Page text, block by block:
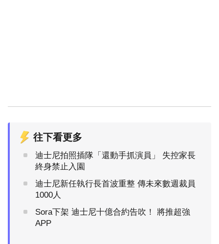
往下看更多
迪士尼拍照插隊「還動手抓演員」 失控家長
終身禁止入園
迪士尼新任執行長首波重整 傳未來數週裁員
1000人
Sora下架 迪士尼十億合約告吹！ 將推超強
APP